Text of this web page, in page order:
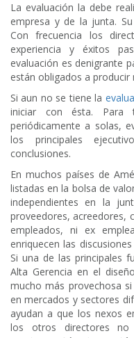
La evaluación la debe
empresa y de la junta.
Con frecuencia los
experiencia y éxitos
evaluación es denigrante
están obligados a producir
Si aun no se tiene la
iniciar con ésta.
periódicamente a solas,
los principales
conclusiones.
En muchos países de
listadas en la bolsa de
independientes en la
proveedores, acreedores,
empleados, ni ex
enriquecen las
Si una de las principales
Alta Gerencia en el
mucho más provechosa
en mercados y sectores
ayudan a que los nexos
los otros directores